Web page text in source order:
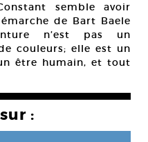
semble avoir
de Bart Baele
n’est pas un
couleurs; elle est un
être humain, et tout
: